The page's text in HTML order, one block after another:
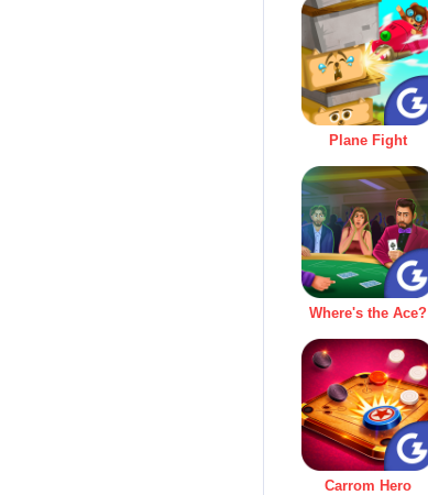
Plane Fight
Where's the Ace?
Carrom Hero